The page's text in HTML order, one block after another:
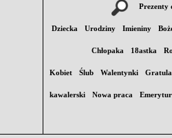
Prezenty
Dziecka Urodziny Imieniny
Chłopaka 18astka
Kobiet Ślub Walentynki
kawalerski Nowa praca